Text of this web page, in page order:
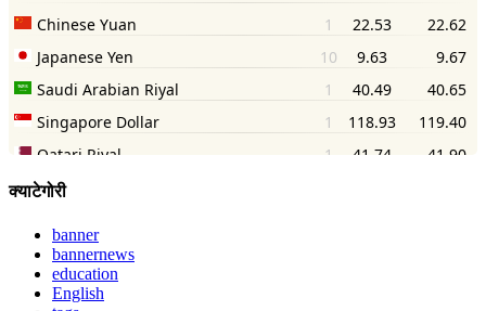
क्याटेगोरी
banner
bannernews
education
English